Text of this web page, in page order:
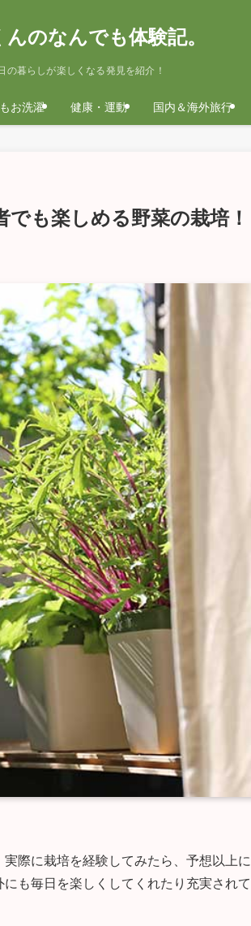
んのなんでも体験記。
の暮らしが楽しくなる発見を紹介！
お洗濯 健康・運動 国内＆海外旅行
も楽しめる野菜の栽培！
際に栽培を経験してみたら、予想以上に
も毎日を楽しくしてくれたり充実されて